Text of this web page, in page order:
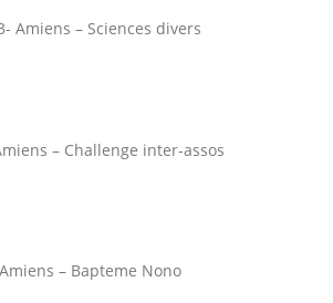
Amiens – Sciences divers
– Challenge inter-assos
– Bapteme Nono